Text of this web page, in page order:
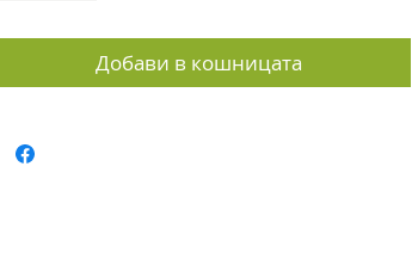
Добави в кошницата